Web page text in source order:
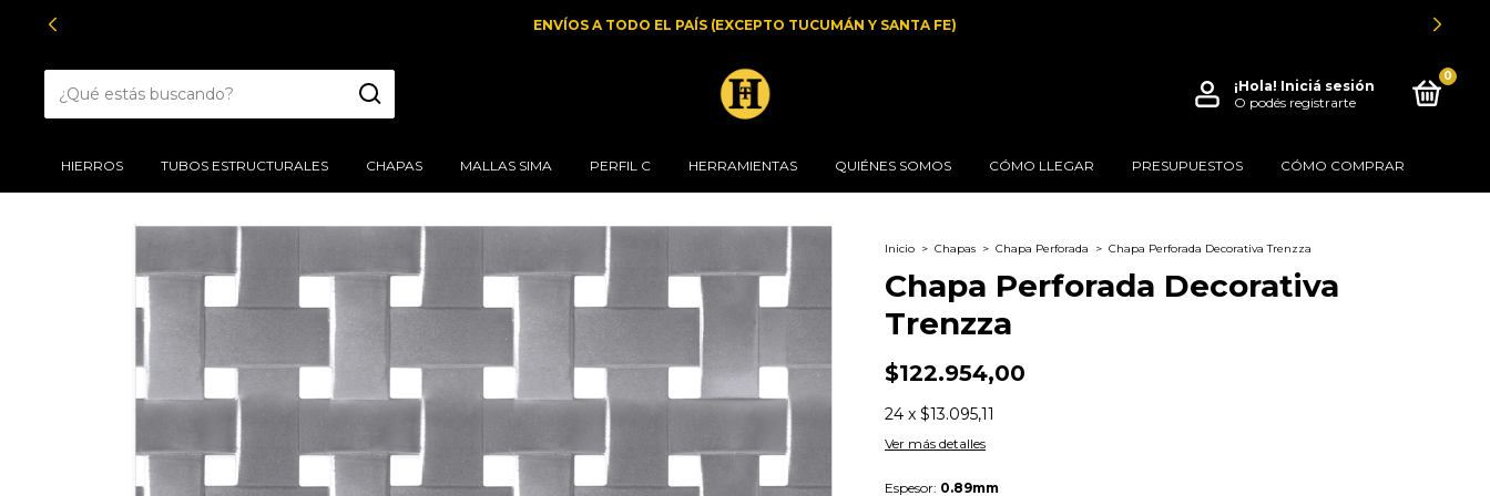
ENVÍOS A TODO EL PAÍS (EXCEPTO TUCUMÁN Y SANTA FE)
¡Hola! Iniciá sesión
O podés registrarte
0
HIERROS TUBOS ESTRUCTURALES CHAPAS MALLAS SIMA PERFIL C HERRAMIENTAS QUIÉNES SOMOS CÓMO LLEGAR PRESUPUESTOS CÓMO COMPRAR
Inicio > Chapas > Chapa Perforada > Chapa Perforada Decorativa Trenzza
Chapa Perforada Decorativa
Trenzza
$122.954,00
24 x $13.095,11
Ver más detalles
Espesor: 0.89mm